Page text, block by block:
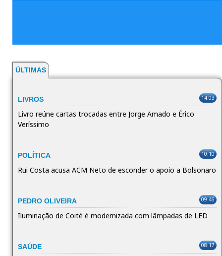
ÚLTIMAS
LIVROS 14:03
Livro reúne cartas trocadas entre Jorge Amado e Érico
Veríssimo
POLÍTICA 10:10
Rui Costa acusa ACM Neto de esconder o apoio a Bolsonaro
PEDRO OLIVEIRA 09:46
Iluminação de Coité é modernizada com lâmpadas de LED
SAÚDE 08:17